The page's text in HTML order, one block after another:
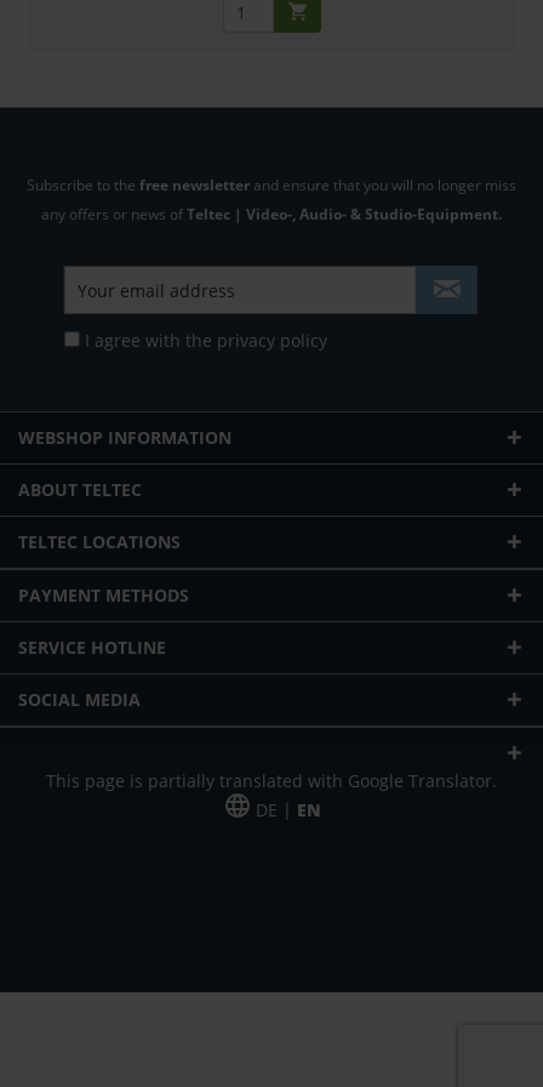
Subscribe to the free newsletter and ensure that you will no longer miss
any offers or news ofTeltec | Video-, Audio- & Studio-Equipment.
I agree with the privacy policy
WEBSHOP INFORMATION
ABOUT TELTEC
TELTEC LOCATIONS
PAYMENT METHODS
SERVICE HOTLINE
SOCIAL MEDIA
This page is partially translated with Google Translator.
DE | EN